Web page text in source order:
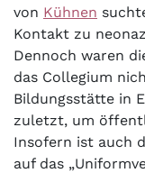
von Kühnen
Kontakt zu
Dennoch waren
das Collegium
Bildungsstätte in
zuletzt, um
Insofern ist auch
auf das